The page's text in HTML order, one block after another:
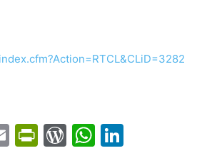
EmailPrintFriendly
WordPress
WhatsApp